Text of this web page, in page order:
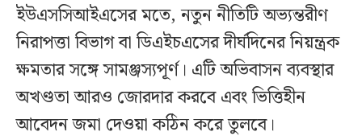
ইউএসসিআইএসের মতে, নতুন নীতিটি অভ্যন্তরীণ
নিরাপত্তা বিভাগ বা ডিএইচএসের দীর্ঘদিনের নিয়ন্ত্রক
ক্ষমতার সঙ্গে সামঞ্জস্যপূর্ণ। এটি অভিবাসন ব্যবস্থার
অখণ্ডতা আরও জোরদার করবে এবং ভিত্তিহীন
আবেদন জমা দেওয়া কঠিন করে তুলবে।